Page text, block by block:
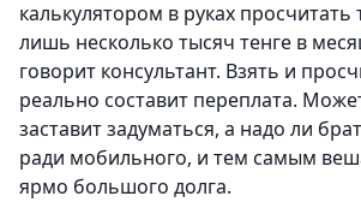
калькулятором в руках просчитать
лишь несколько тысяч тенге в
говорит консультант. Взять и
реально составит переплата.
заставит задуматься, а надо ли
ради мобильного, и тем самым
ярмо большого долга.